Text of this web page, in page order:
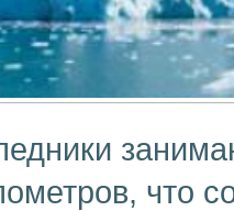
что